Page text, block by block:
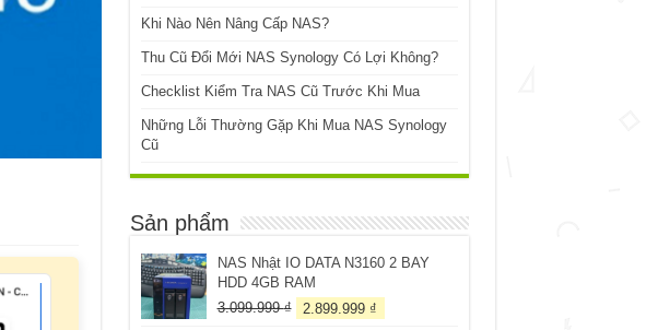
Khi Nào Nên Nâng Cấp NAS?
Thu Cũ Đổi Mới NAS Synology Có Lợi Không?
Checklist Kiểm Tra NAS Cũ Trước Khi Mua
Những Lỗi Thường Gặp Khi Mua NAS Synology
Cũ
Sản phẩm
NAS Nhật IO DATA N3160 2 BAY
HDD 4GB RAM
3.099.999₫
Giá
2.899.999 ₫